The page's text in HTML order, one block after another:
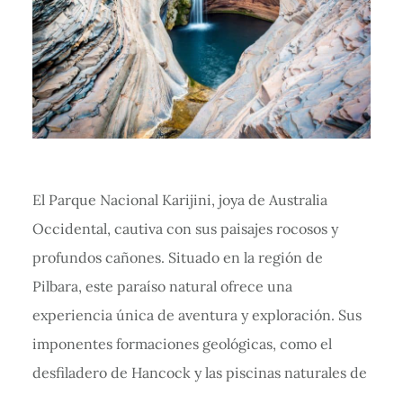
El Parque Nacional Karijini, joya de Australia
Occidental, cautiva con sus paisajes rocosos y
profundos cañones. Situado en la región de
Pilbara, este paraíso natural ofrece una
experiencia única de aventura y exploración. Sus
imponentes formaciones geológicas, como el
desfiladero de Hancock y las piscinas naturales de